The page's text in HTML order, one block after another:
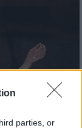
parties, or